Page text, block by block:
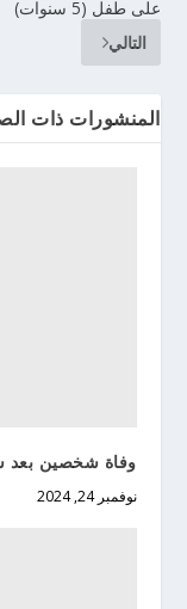
على طفل (5 سنوات)
التالي
المنشورات ذات
وفاة شخصين بعد
نوفمبر 24, 2024